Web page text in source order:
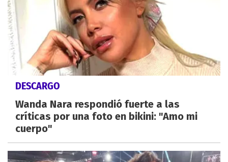
DESCARGO
Wanda Nara respondió fuerte a las
críticas por una foto en bikini: "Amo mi
cuerpo"